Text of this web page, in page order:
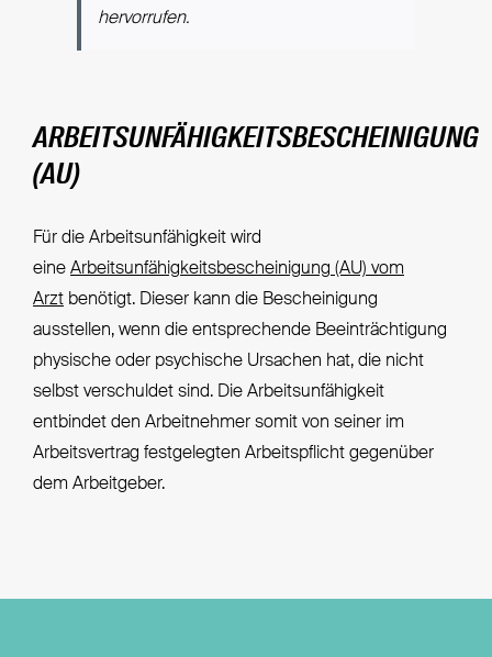
hervorrufen.
ARBEITSUNFÄHIGKEITSBESCHEINIGUNG
(AU)
Für die Arbeitsunfähigkeit wird
eine Arbeitsunfähigkeitsbescheinigung (AU) vom
Arztbenötigt. Dieser kann die Bescheinigung
ausstellen, wenn die entsprechende Beeinträchtigung
physische oder psychische Ursachen hat, die nicht
selbst verschuldet sind. Die Arbeitsunfähigkeit
entbindet den Arbeitnehmer somit von seiner im
Arbeitsvertrag festgelegten Arbeitspflicht gegenüber
dem Arbeitgeber.